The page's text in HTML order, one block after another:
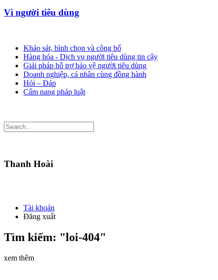
Vì người tiêu dùng
Khảo sát, bình chọn và công bố
Hàng hóa - Dịch vụ người tiêu dùng tin cậy
Giải pháp hỗ trợ bảo vệ người tiêu dùng
Doanh nghiệp, cá nhân cùng đồng hành
Hỏi – Đáp
Cẩm nang pháp luật
Thanh Hoài
Tài khoản
Đăng xuất
Tìm kiếm: "loi-404"
xem thêm